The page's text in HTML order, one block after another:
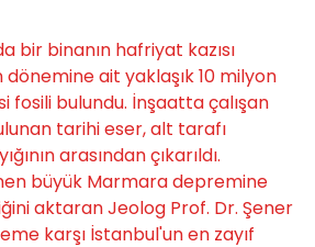
bir binanın hafriyat kazısı
dönemine ait yaklaşık 10 milyon
fosili bulundu. İnşaatta çalışan
tarihi eser, alt tarafı
arasından çıkarıldı.
büyük Marmara depremine
aktaran Jeolog Prof. Dr. Şener
karşı İstanbul'un en zayıf